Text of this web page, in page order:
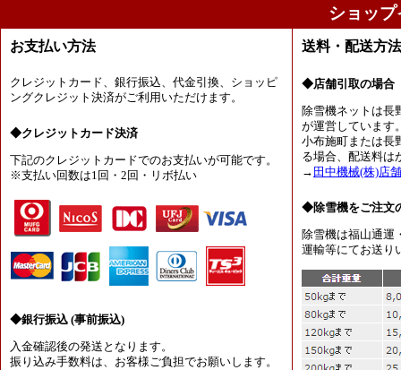
ショッ
お支払い方法
クレジットカード、銀行振込、代金引換、ショッピ
ングクレジット決済がご利用いただけます。
◆クレジットカード決済
下記のクレジットカードでのお支払いが可能です。
※支払い回数は1回・2回・リボ払い
◆銀行振込 (事前振込)
入金確認後の発送となります。
振り込み手数料は、お客様ご負担でお願いします。
送料・配送方
◆店舗引取の場合
除雪機ネットは長
が運営しています
小布施町または長
る場合、配送料は
→ 田中機械(株)店
◆除雪機をご注文
除雪機は福山通運
運輸等にてお送り